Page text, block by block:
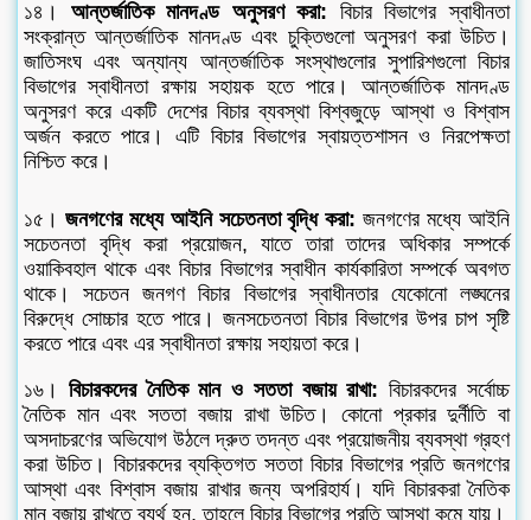
১৪। আন্তর্জাতিক মানদণ্ড অনুসরণ করা: বিচার বিভাগের স্বাধীনতা
সংক্রান্ত আন্তর্জাতিক মানদণ্ড এবং চুক্তিগুলো অনুসরণ করা উচিত।
জাতিসংঘ এবং অন্যান্য আন্তর্জাতিক সংস্থাগুলোর সুপারিশগুলো বিচার
বিভাগের স্বাধীনতা রক্ষায় সহায়ক হতে পারে। আন্তর্জাতিক মানদণ্ড
অনুসরণ করে একটি দেশের বিচার ব্যবস্থা বিশ্বজুড়ে আস্থা ও বিশ্বাস
অর্জন করতে পারে। এটি বিচার বিভাগের স্বায়ত্তশাসন ও নিরপেক্ষতা
নিশ্চিত করে।
১৫। জনগণের মধ্যে আইনি সচেতনতা বৃদ্ধি করা: জনগণের মধ্যে আইনি
সচেতনতা বৃদ্ধি করা প্রয়োজন, যাতে তারা তাদের অধিকার সম্পর্কে
ওয়াকিবহাল থাকে এবং বিচার বিভাগের স্বাধীন কার্যকারিতা সম্পর্কে অবগত
থাকে। সচেতন জনগণ বিচার বিভাগের স্বাধীনতার যেকোনো লঙ্ঘনের
বিরুদ্ধে সোচ্চার হতে পারে। জনসচেতনতা বিচার বিভাগের উপর চাপ সৃষ্টি
করতে পারে এবং এর স্বাধীনতা রক্ষায় সহায়তা করে।
১৬। বিচারকদের নৈতিক মান ও সততা বজায় রাখা: বিচারকদের সর্বোচ্চ
নৈতিক মান এবং সততা বজায় রাখা উচিত। কোনো প্রকার দুর্নীতি বা
অসদাচরণের অভিযোগ উঠলে দ্রুত তদন্ত এবং প্রয়োজনীয় ব্যবস্থা গ্রহণ
করা উচিত। বিচারকদের ব্যক্তিগত সততা বিচার বিভাগের প্রতি জনগণের
আস্থা এবং বিশ্বাস বজায় রাখার জন্য অপরিহার্য। যদি বিচারকরা নৈতিক
মান বজায় রাখতে ব্যর্থ হন, তাহলে বিচার বিভাগের প্রতি আস্থা কমে যায়।